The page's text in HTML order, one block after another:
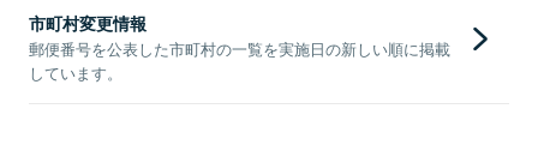
市町村変更情報
郵便番号を公表した市町村の一覧を実施日の新しい順に掲載
しています。